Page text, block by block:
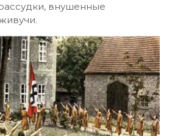
внушенные